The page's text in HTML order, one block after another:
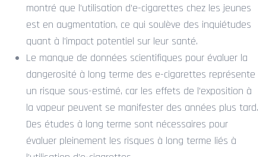
montré que l’utilisation d’e-cigarettes chez les jeunes
est en augmentation, ce qui soulève des inquiétudes
quant à l’impact potentiel sur leur santé.
Le manque de données scientifiques pour évaluer la
dangerosité à long terme des e-cigarettes représente
un risque sous-estimé, car les effets de l’exposition à
la vapeur peuvent se manifester des années plus tard.
Des études à long terme sont nécessaires pour
évaluer pleinement les risques à long terme liés à